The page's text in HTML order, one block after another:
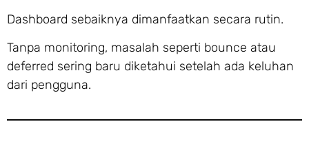
Dashboard sebaiknya dimanfaatkan secara rutin.
Tanpa monitoring, masalah seperti bounce atau
deferred sering baru diketahui setelah ada keluhan
dari pengguna.